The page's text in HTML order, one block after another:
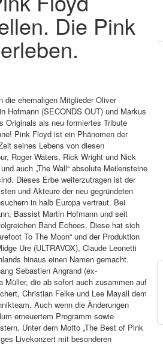
Die Pink
die ehemaligen Mitglieder Oliver
Hofmann (SECONDS OUT) und Markus
Originals als neu formiertes Tribute
Pink Floyd ist ein Phänomen der
seines Lebens von diesen
Roger Waters, Rick Wright und Nick
auch „The Wall“ absolute Meilensteine
Dieses Erbe weiterzutragen ist der
und Akteure der neu gegründeten
in halb Europa vertraut. Bei
Bassist Martin Hofmann und seit
Band Echoes. Diese hat sich
To The Moon“ und der Produktion
Ure (ULTRAVOX), Claude Leonetti
hinaus einen Namen gemacht.
Sebastien Angrand (ex-
Müller, die ab sofort auch zusammen auf
Christian Felke und Lee Mayall dem
Auch wenn die Änderungen
erneuertem Programm sowie
Unter dem Motto „The Best of Pink
Livekonzert mit besonderen